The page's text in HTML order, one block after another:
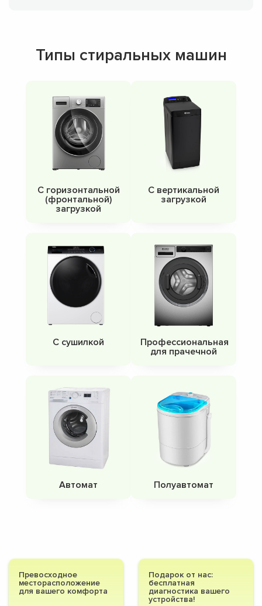
Типы стиральных машин
С горизонтальной
(фронтальной)
загрузкой
С вертикальной
загрузкой
С сушилкой
Профессиональная
для прачечной
Автомат Полуавтомат
Превосходное
месторасположение
для вашего комфорта
Подарок от нас:
бесплатная
диагностика вашего
устройства!